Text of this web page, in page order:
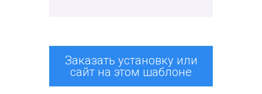
Заказать установку или
сайт на этом шаблоне